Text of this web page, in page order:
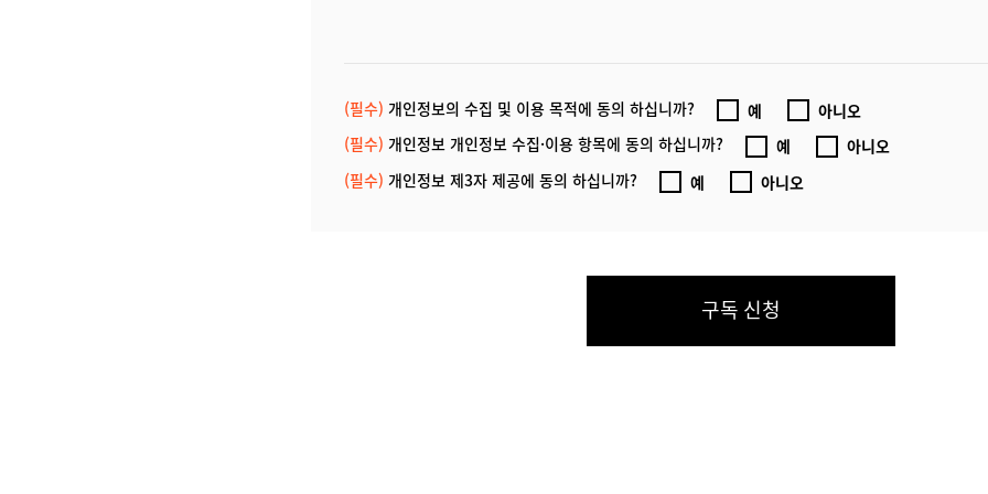
(필수) 개인정보의 수집 및 이용 목적에 동의 하십니까? 예
아니오
(필수) 개인정보 개인정보 수집·이용 항목에 동의 하십니까? 예
아니오
(필수) 개인정보 제3자 제공에 동의 하십니까? 예 아니오
구독 신청